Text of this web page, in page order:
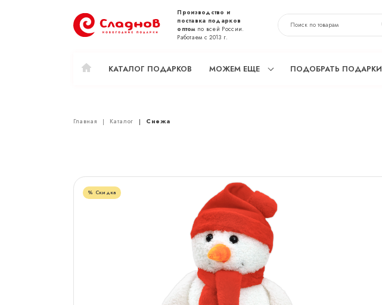
Производство и
поставка подарков
оптомпо всей России.
Работаем с 2013 г.
КАТАЛОГ ПОДАРКОВ МОЖЕМ ЕЩЕ ПОДОБРАТЬ ПОДАРКИ
Главная Каталог Снежа
Скидка